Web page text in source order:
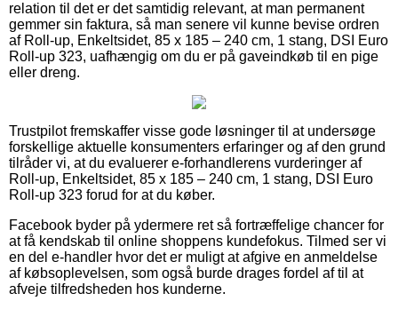
relation til det er det samtidig relevant, at man permanent
gemmer sin faktura, så man senere vil kunne bevise ordren
af Roll-up, Enkeltsidet, 85 x 185 – 240 cm, 1 stang, DSI Euro
Roll-up 323, uafhængig om du er på gaveindkøb til en pige
eller dreng.
Trustpilot fremskaffer visse gode løsninger til at undersøge
forskellige aktuelle konsumenters erfaringer og af den grund
tilråder vi, at du evaluerer e-forhandlerens vurderinger af
Roll-up, Enkeltsidet, 85 x 185 – 240 cm, 1 stang, DSI Euro
Roll-up 323 forud for at du køber.
Facebook byder på ydermere ret så fortræffelige chancer for
at få kendskab til online shoppens kundefokus. Tilmed ser vi
en del e-handler hvor det er muligt at afgive en anmeldelse
af købsoplevelsen, som også burde drages fordel af til at
afveje tilfredsheden hos kunderne.